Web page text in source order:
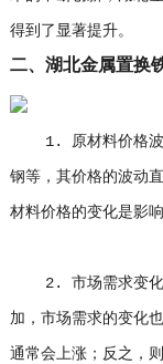
得到了显著提升。
二、湖北金属置换
1. 原材料价格波动
钢等，其价格的波动
材料价格的变化是影
2. 市场需求变化：
加，市场需求的变化
通常会上涨；反之，则